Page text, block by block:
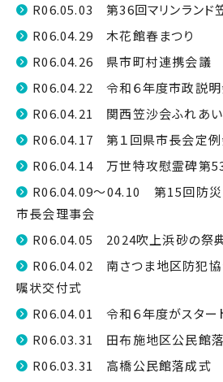
R06.05.03 第36回マリンランド
R06.04.29 木花館春まつり
R06.04.26 県市町村連携会議
R06.04.22 令和６年度市政説
R06.04.21 関西笠沙会ふれあ
R06.04.17 第１回県市長会定
R06.04.14 万世特攻慰霊碑第
R06.04.09～04.10 第15回防災
市長会理事会
R06.04.05 2024吹上浜砂の祭
R06.04.02 南さつま地区防犯
嘱状交付式
R06.04.01 令和６年度がスター
R06.03.31 田布施地区公民館
R06.03.31 高橋公民館落成式